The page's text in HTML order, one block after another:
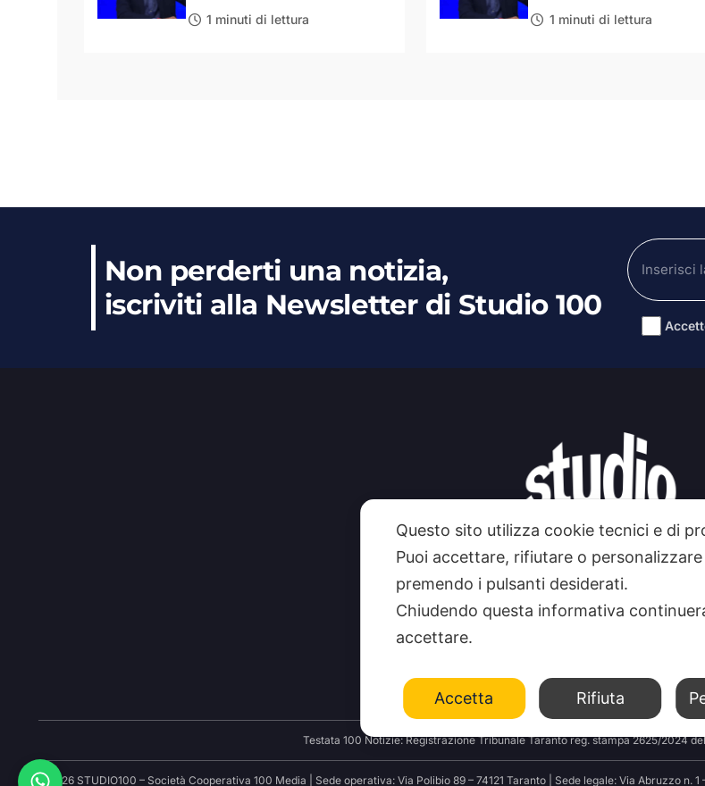
1 minuti di lettura 1 minuti di lettura
Non perderti una notizia,
iscriviti alla Newsletter di Studio 100
CHI SIAMO CONTATTI FEEDRSS
Testata 100 Notizie: Registrazione Tribunale Taranto reg. stampa 2625/2024
©2026 STUDIO100 – Società Cooperativa 100 Media | Sede operativa: Via Polibio 89 – 74121 Taranto | Sede legale: Via Abruzzo n. 1
Questo sito utilizza cookie tecnici e di
Puoi accettare, rifiutare o
premendo i pulsanti desiderati.
Chiudendo questa informativa
accettare.
Accetta Rifiuta